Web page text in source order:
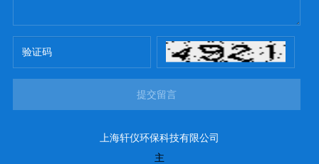
提交留言
上海轩仪环保科技有限公司
主